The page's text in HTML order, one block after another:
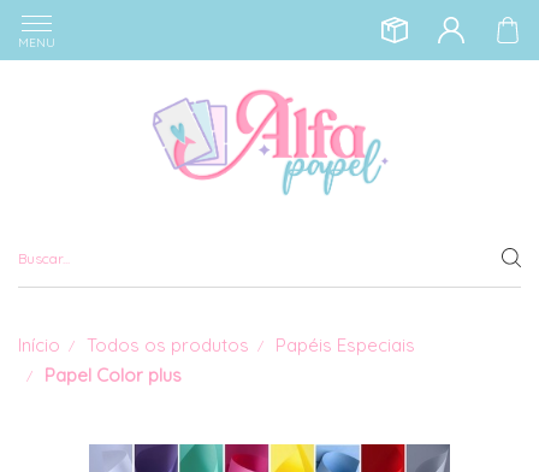
MENU
Início Todos os produtos
Papéis Especiais
Papel Color plus